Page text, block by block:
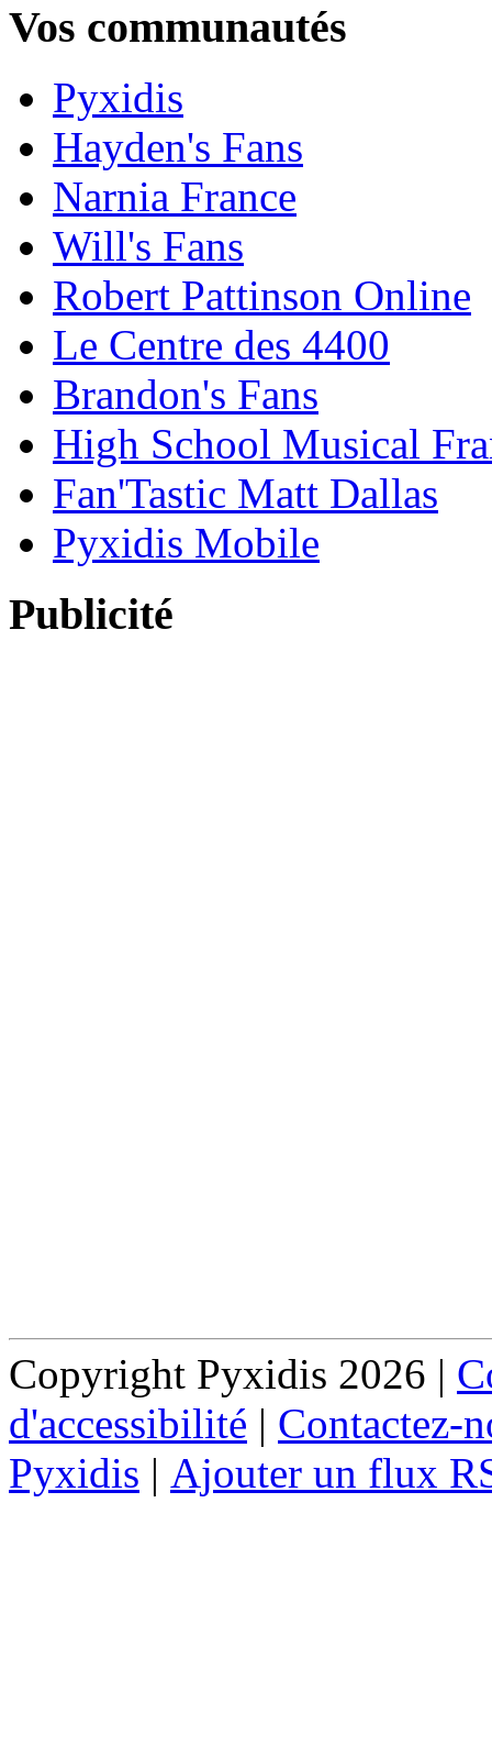
Vos communautés
Pyxidis
Hayden's Fans
Narnia France
Will's Fans
Robert Pattinson Online
Le Centre des 4400
Brandon's Fans
High School Musical
Fan'Tastic Matt Dallas
Pyxidis Mobile
Publicité
Copyright Pyxidis 2026 |
d'accessibilité | Contactez-
Pyxidis | Ajouter un flux